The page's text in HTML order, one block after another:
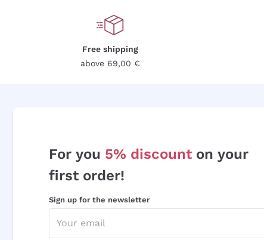
Free shipping
above 69,00 €
For you 5% discount on your
first order!
Sign up for the newsletter